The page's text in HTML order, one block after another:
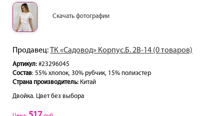
Скачать фотографии
Продавец:ТК «Садовод» Корпус.Б. 2В-14 (0 товаров)
Артикул: #23296045
Состав: 55% хлопок, 30% рубчик, 15% полиэстер
Страна производитель: Китай
Двойка. Цвет без выбора